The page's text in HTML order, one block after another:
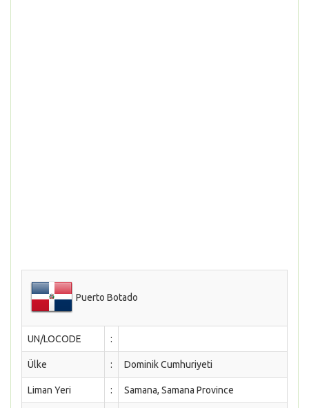
Puerto Botado
UN/LOCODE :
Ülke : Dominik Cumhuriyeti
Liman Yeri : Samana, Samana Province